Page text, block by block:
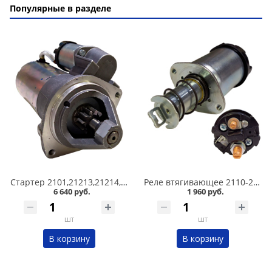
Популярные в разделе
Стартер 2101,21213,21214,2123 для КПП 21074,2123 Катэк в Омске
6 640 руб.
шт
В корзину
Реле втягивающее 2110-2112 КАТЭК в Омске
1 960 руб.
шт
В корзину